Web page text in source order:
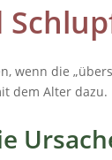
wenn die
dem Alter dazu.